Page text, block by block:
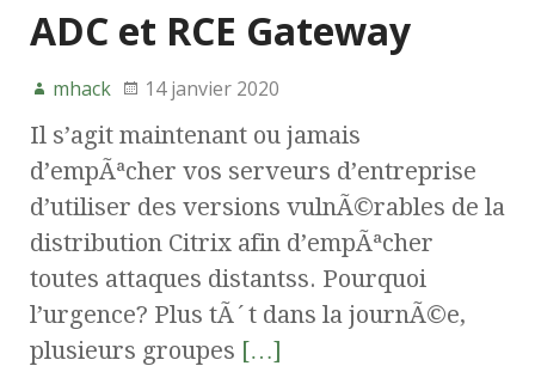
ADC et RCE Gateway
mhack 14 janvier 2020
Il s’agit maintenant ou jamais
d’empÃªcher vos serveurs d’entreprise
d’utiliser des versions vulnÃ©rables de la
distribution Citrix afin d’empÃªcher
toutes attaques distantss. Pourquoi
l’urgence? Plus tÃ´t dans la journÃ©e,
plusieurs groupes […]